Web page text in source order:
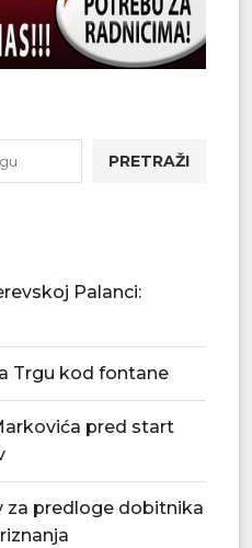
PRETRAŽI
Palanci:
Trgu kod fontane
pred start
za predloge dobitnika